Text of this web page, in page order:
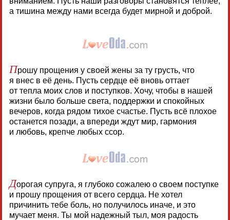
а тишина между нами всегда будет мирной и доброй.
Прошу прощения у своей жены за ту грусть, что
я внес в её день. Пусть сердце её вновь оттает
от тепла моих слов и поступков. Хочу, чтобы в нашей
жизни было больше света, поддержки и спокойных
вечеров, когда рядом тихое счастье. Пусть всё плохое
останется позади, а впереди ждут мир, гармония
и любовь, крепче любых ссор.
Дорогая супруга, я глубоко сожалею о своем поступке
и прошу прощения от всего сердца. Не хотел
причинить тебе боль, но получилось иначе, и это
мучает меня. Ты мой надежный тыл, моя радость